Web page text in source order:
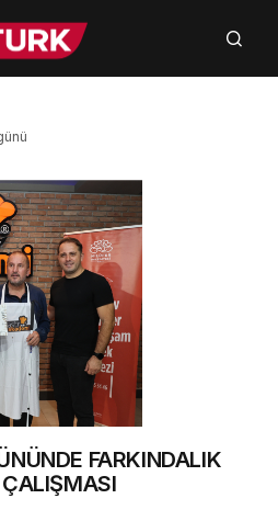
FARKINDALIK